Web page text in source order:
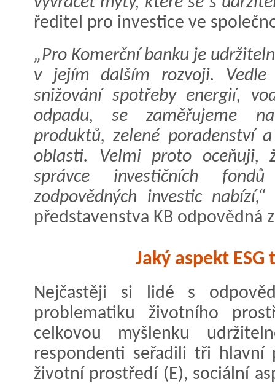
ředitel pro investice ve
„Pro Komerční banku je
v jejím dalším rozvoji.
snižování spotřeby energií,
odpadu, se zaměřujeme
produktů, zelené poradenství
oblasti. Velmi proto oceňuji,
správce investičních
zodpovědných investic nabízí,“
představenstva KB odpovědná
Jaký aspekt
Nejčastěji si lidé s
problematiku životního
celkovou myšlenku
respondenti seřadili tři hlavní
životní prostředí (E), sociální